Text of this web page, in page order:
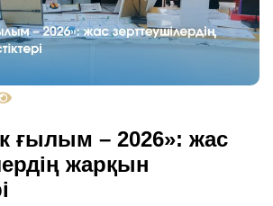
ғылым – 2026»: жас
жарқын